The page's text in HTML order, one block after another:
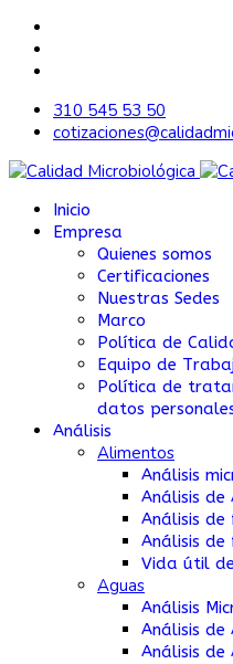
310 545 53 50
Inicio
Empresa
Quienes somos
Certificaciones
Nuestras Sedes
Marco
Política de
Equipo de
Política de
datos
Análisis
Alimentos
Análisis
Análisis de
Análisis
Análisis de
Vida útil
Aguas
Análisis
Análisis de
Análisis de